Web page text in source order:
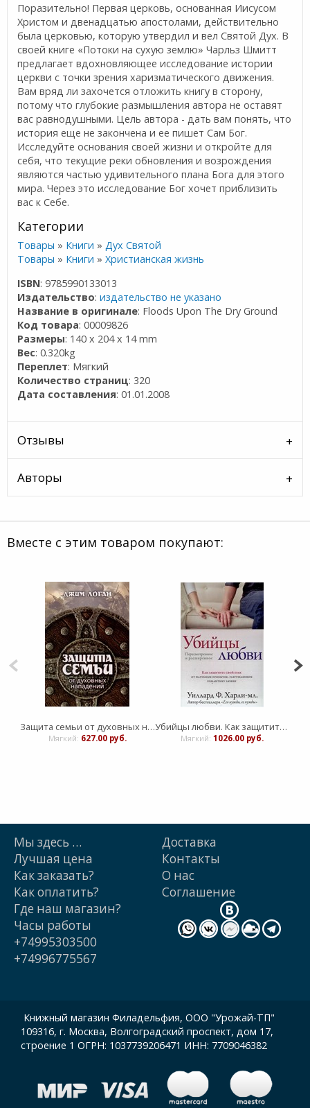
Поразительно! Первая церковь, основанная Иисусом
Христом и двенадцатью апостолами, действительно
была церковью, которую утвердил и вел Святой Дух. В
своей книге «Потоки на сухую землю» Чарльз Шмитт
предлагает вдохновляющее исследование истории
церкви с точки зрения харизматического движения.
Вам вряд ли захочется отложить книгу в сторону,
потому что глубокие размышления автора не оставят
вас равнодушными. Цель автора - дать вам понять, что
история еще не закончена и ее пишет Сам Бог.
Исследуйте основания своей жизни и откройте для
себя, что текущие реки обновления и возрождения
являются частью удивительного плана Бога для этого
мира. Через это исследование Бог хочет приблизить
вас к Себе.
Категории
Товары » Книги »Дух Святой
Товары » Книги »Христианская жизнь
ISBN: 9785990133013
Издательство:издательство не указано
Название в оригинале: Floods Upon The Dry Ground
Код товара: 00009826
Размеры: 140 x 204 x 14 mm
Вес: 0.320kg
Переплет: Мягкий
Количество страниц: 320
Дата составления: 01.01.2008
Отзывы
Авторы
Вместе с этим товаром покупают:
Защита семьи от духовных нападений
Мягкий: 627.00 руб.
Убийцы любви. Как защитить свой брак от пагубных привычек, разрущающих романтику любви
Мягкий:1026.00 руб.
Мы здесь …
Лучшая цена
Как заказать?
Как оплатить?
Доставка
Контакты
О нас
Cоглашение
Где наш магазин?
Часы работы
+74995303500
+74996775567
Книжный магазин Филадельфия, ООО "Урожай-ТП"
109316, г. Москва, Волгоградский проспект, дом 17,
строение 1 ОГРН: 1037739206471 ИНН: 7709046382